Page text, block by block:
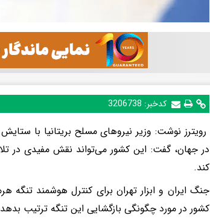
کدخبر: 3206738
رویترز نوشت: وزیر نیروهای مسلح بریتانیا با
در جهان، گفت: این کشور می‌تواند نقش مفیدی در
کند.
کشور در مورد چگونگی بازگشایی این تنگه ترتیب